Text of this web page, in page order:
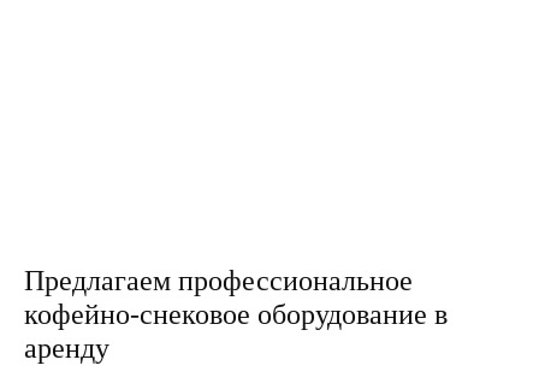
Предлагаем профессиональное
кофейно-снековое оборудование в
аренду